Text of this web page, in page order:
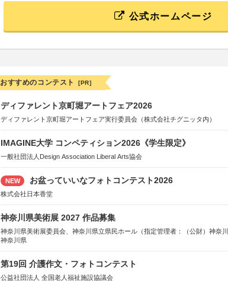
公式ホームページ
おすすめのコンテスト [PR]
ディファレント京町堀アートフェア2026
ディファレント京町堀アートフェア実行委員会（株式会社チグニッタ内）
IMAGINE大学 コンペティション2026《学生限定》
一般社団法人Design Association Liberal Arts協会
NEW お盆っていいなフォトコンテスト2026
株式会社日本香堂
神奈川県美術展 2027 作品募集
神奈川県美術展委員会、神奈川県立県民ホール（指定管理者：（公財）神奈川
神奈川県
第19回 介護作文・フォトコンテスト
公益社団法人 全国老人福祉施設協議会